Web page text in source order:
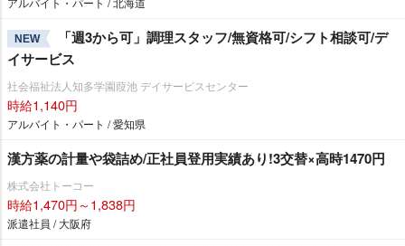
NEW
「週3から可」調理スタッフ/無資格可/シフト相談可/デ
イサービス
社会福祉法人知多学園葭池 デイサービスセンター
時給1,140円
アルバイト・パート / 愛知県
漢方薬の計量や袋詰め/正社員登用実績あり!3交替×高時1470円
株式会社トーコー
時給1,470円～1,838円
派遣社員 / 大阪府